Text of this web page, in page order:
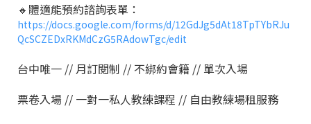
🔸體適能預約諮詢表單：
https://docs.google.com/forms/d/12GdJg5dAt18TpTYbRJu
QcSCZEDxRKMdCzG5RAdowTgc/edit
台中唯一 // 月訂閱制 // 不綁約會籍 // 單次入場
票卷入場 // 一對一私人教練課程 // 自由教練場租服務